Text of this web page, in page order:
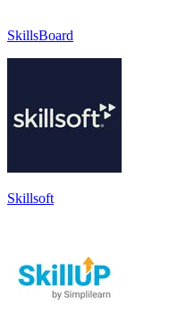
SkillsBoard
Skillsoft